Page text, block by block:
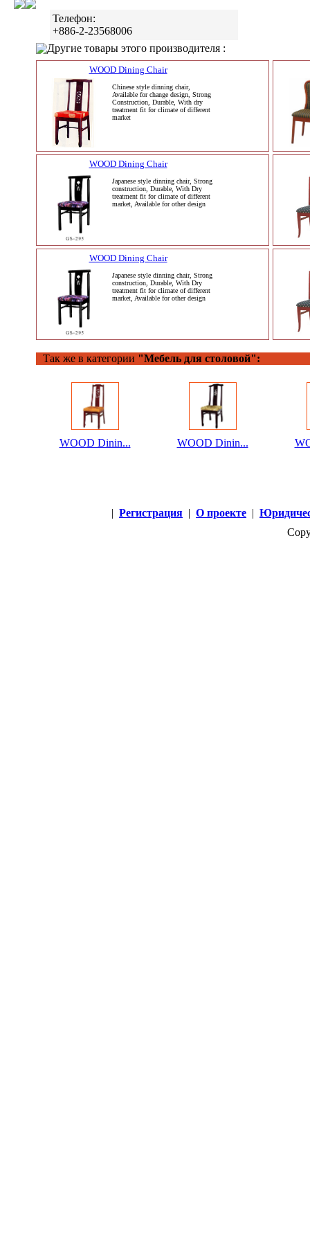
Телефон:
+886-2-23568006
Другие товары этого производителя :
WOOD Dining Chair
Chinese style dinning chair,
Available for change design, Strong
Construction, Durable, With dry
treatment fit for climate of different
market
WOOD Dining Chair
Japanese style dinning chair, Strong
construction, Durable, With Dry
treatment fit for climate of different
market, Available for other design
WOOD Dining Chair
Japanese style dinning chair, Strong
construction, Durable, With Dry
treatment fit for climate of different
market, Available for other design
Так же в категории "Мебель для столовой":
WOOD Dinin... WOOD Dinin...
| Регистрация | О проекте |